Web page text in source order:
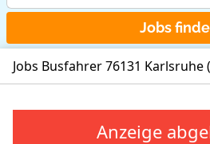
Jobs
Jobs Busfahrer 76131 Karlsruhe
Anzeige